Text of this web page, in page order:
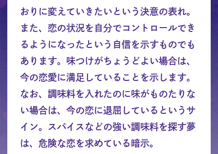
おりに変えていきたいという決意の表れ。
また、恋の状況を自分でコントロールでき
るようになったという自信を示すものでも
あります。味つけがちょうどよい場合は、
今の恋愛に満足していることを示します。
なお、調味料を入れたのに味がものたりな
い場合は、今の恋に退屈しているというサ
イン。スパイスなどの強い調味料を探す夢
は、危険な恋を求めている暗示。